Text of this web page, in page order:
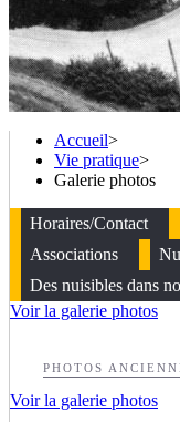
Accueil>
Vie pratique>
Galerie photos
Horaires/Contact
Associations
Des nuisibles dans
Voir la galerie photos
PHOTOS
Voir la galerie photos